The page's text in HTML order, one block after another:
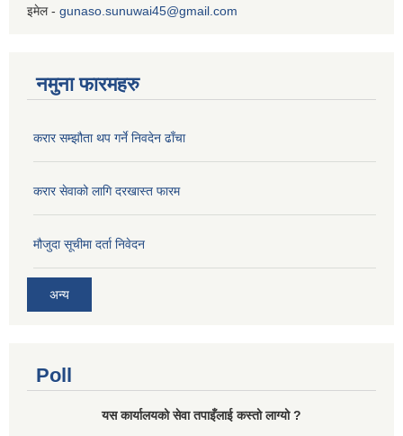
इमेल - gunaso.sunuwai45@gmail.com
नमुना फारमहरु
करार सम्झौता थप गर्ने निवदेन ढाँचा
करार सेवाको लागि दरखास्त फारम
मौजुदा सूचीमा दर्ता निवेदन
अन्य
Poll
यस कार्यालयको सेवा तपाइँलाई कस्तो लाग्यो ?